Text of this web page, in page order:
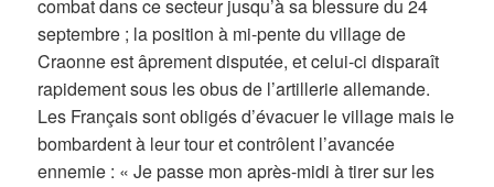
combat dans ce secteur jusqu’à sa blessure du 24
septembre ; la position à mi-pente du village de
Craonne est âprement disputée, et celui-ci disparaît
rapidement sous les obus de l’artillerie allemande.
Les Français sont obligés d’évacuer le village mais le
bombardent à leur tour et contrôlent l’avancée
ennemie : « Je passe mon après-midi à tirer sur les